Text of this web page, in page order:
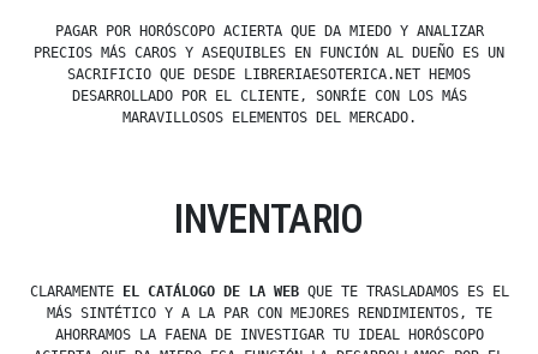
PAGAR POR HORÓSCOPO ACIERTA QUE DA MIEDO Y ANALIZAR
PRECIOS MÁS CAROS Y ASEQUIBLES EN FUNCIÓN AL DUEÑO ES UN
SACRIFICIO QUE DESDE LIBRERIAESOTERICA.NET HEMOS
DESARROLLADO POR EL CLIENTE, SONRÍE CON LOS MÁS
MARAVILLOSOS ELEMENTOS DEL MERCADO.
INVENTARIO
CLARAMENTE EL CATÁLOGO DE LA WEBQUE TE TRASLADAMOS ES EL
MÁS SINTÉTICO Y A LA PAR CON MEJORES RENDIMIENTOS, TE
AHORRAMOS LA FAENA DE INVESTIGAR TU IDEAL HORÓSCOPO